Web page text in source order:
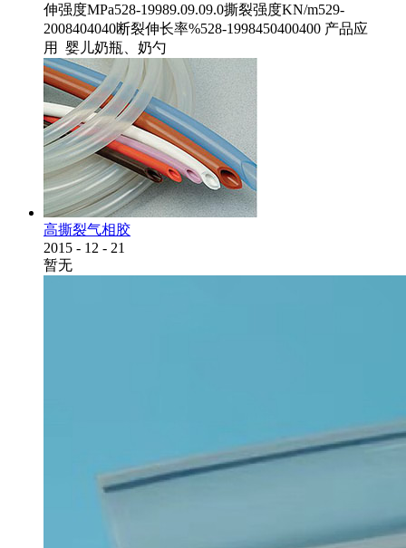
伸强度MPa528-19989.09.09.0撕裂强度KN/m529-
2008404040断裂伸长率%528-1998450400400 产品应
用 婴儿奶瓶、奶勺
高撕裂气相胶
2015 - 12 - 21
暂无